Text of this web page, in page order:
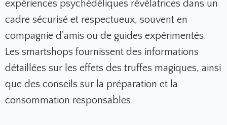
expériences psychédéliques révélatrices dans un
cadre sécurisé et respectueux, souvent en
compagnie d'amis ou de guides expérimentés.
Les smartshops fournissent des informations
détaillées sur les effets des truffes magiques, ainsi
que des conseils sur la préparation et la
consommation responsables.